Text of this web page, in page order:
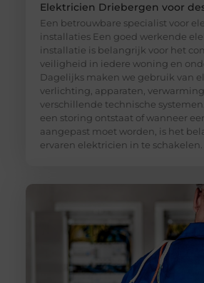
Elektricien Driebergen voor
Een betrouwbare specialist voor
installaties Een goed werkende
installatie is belangrijk voor het
veiligheid in iedere woning en
Dagelijks maken we gebruik van
verlichting, apparaten,
verschillende technische
een storing ontstaat of wanneer
aangepast moet worden, is het
ervaren elektricien in te schakelen.